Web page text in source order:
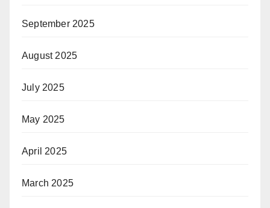
September 2025
August 2025
July 2025
May 2025
April 2025
March 2025